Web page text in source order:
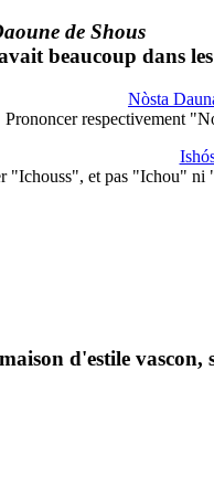
de Shous
beaucoup dans
Nòsta
Prononcer respectivement
"Ichouss", et pas "Ichou"
d'estile